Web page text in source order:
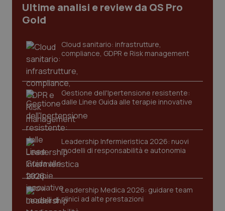
Ultime analisi e review da QS Pro
Gold
Cloud sanitario: infrastrutture,
compliance, GDPR e Risk management
Gestione dell'Ipertensione resistente:
dalle Linee Guida alle terapie innovative
Leadership Infermieristica 2026: nuovi
modelli di responsabilità e autonomia
Leadership Medica 2026: guidare team
clinici ad alte prestazioni
CookieScriptConsent
tracking-sites-ironfish-
tracking-enable
www.quotidianosanita.it